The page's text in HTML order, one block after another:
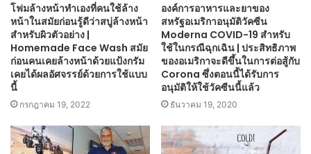
โฟมล้างหน้าทำเองที่คนใช้ล้าง
หน้าในสมัยก่อนรู้ดีว่าสบู่ล้างหน้า
สำหรับผิวตัวอย่าง |
Homemade Face Wash สมัย
ก่อนคนเคยล้างหน้าด้วยแป้งกรัม
เคยได้ผลอัศจรรย์ด้วยการใช้แบบ
นี้
กรกฎาคม 19, 2022
องค์การอาหารและยาของ
สหรัฐอเมริกาอนุมัติวัคซีน
Moderna COVID-19 สำหรับ
ใช้ในกรณีฉุกเฉิน | ประสิทธิภาพ
ของอเมริกาจะดีขึ้นในการต่อสู้กับ
Corona ซึ่งตอนนี้ได้รับการ
อนุมัติให้ใช้วัคซีนนี้แล้ว
ธันวาคม 19, 2020